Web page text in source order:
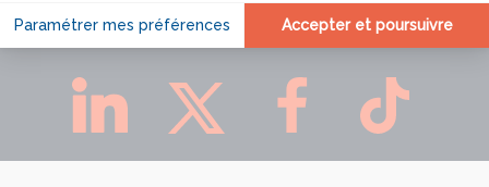
CARITAS FRANCE SUR :